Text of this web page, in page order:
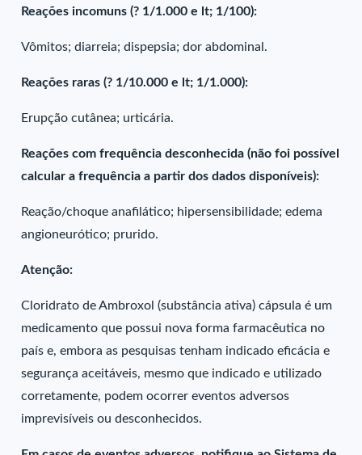
Reações incomuns (? 1/1.000 e lt; 1/100):
Vômitos; diarreia; dispepsia; dor abdominal.
Reações raras (? 1/10.000 e lt; 1/1.000):
Erupção cutânea; urticária.
Reações com frequência desconhecida (não foi possível
calcular a frequência a partir dos dados disponíveis):
Reação/choque anafilático; hipersensibilidade; edema
angioneurótico; prurido.
Atenção:
Cloridrato de Ambroxol (substância ativa) cápsula é um
medicamento que possui nova forma farmacêutica no
país e, embora as pesquisas tenham indicado eficácia e
segurança aceitáveis, mesmo que indicado e utilizado
corretamente, podem ocorrer eventos adversos
imprevisíveis ou desconhecidos.